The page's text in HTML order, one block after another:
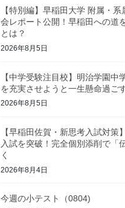
【特別編】早稲田大学 附属・系
会レポート公開！早稲田への道
とは？
2026年8月5日
【中学受験注目校】明治学園中
を充実させようと一生懸命過ご
2026年8月5日
【早稲田佐賀・新思考入試対策
入試を突破！完全個別添削で「
く
2026年8月4日
今週の小テスト（0804)